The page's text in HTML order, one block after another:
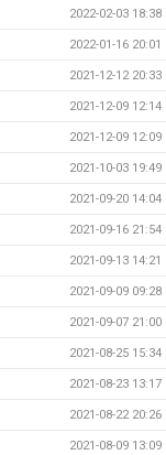
2022-02-03 18:38
2022-01-16 20:01
2021-12-12 20:33
2021-12-09 12:14
2021-12-09 12:09
2021-10-03 19:49
2021-09-20 14:04
2021-09-16 21:54
2021-09-13 14:21
2021-09-09 09:28
2021-09-07 21:00
2021-08-25 15:34
2021-08-23 13:17
2021-08-22 20:26
2021-08-09 13:09